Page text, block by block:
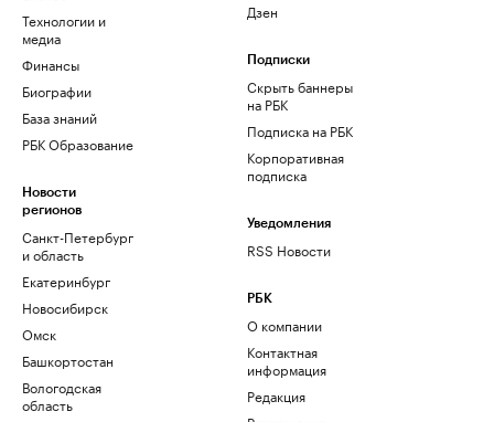
Технологии и
медиа
Финансы
Биографии
База знаний
РБК Образование
Новости
регионов
Санкт-Петербург
и область
Екатеринбург
Новосибирск
Омск
Башкортостан
Вологодская
область
Дзен
Подписки
Скрыть баннеры
на РБК
Подписка на РБК
Корпоративная
подписка
Уведомления
RSS Новости
РБК
О компании
Контактная
информация
Редакция